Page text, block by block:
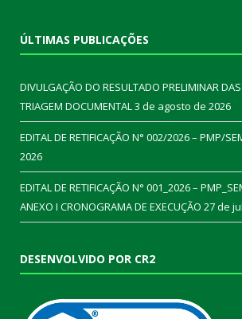
ÚLTIMAS PUBLICAÇÕES
DIVULGAÇÃO DO RESULTADO PRELIMINAR
TRIAGEM DOCUMENTAL3 de agosto de 2026
EDITAL DE RETIFICAÇÃO N° 002/2026 – PMP/
2026
EDITAL DE RETIFICAÇÃO N° 001_2026 –
ANEXO I CRONOGRAMA DE EXECUÇÃO 27 de
DESENVOLVIDO POR CR2